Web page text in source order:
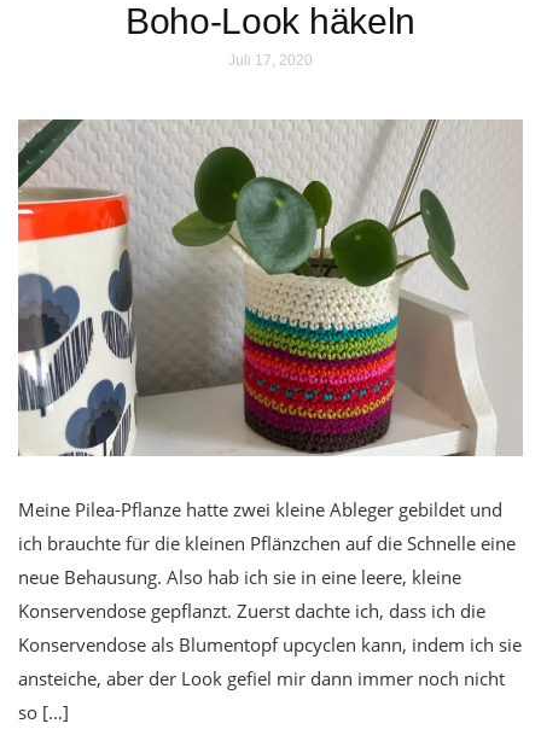
Boho-Look häkeln
Juli 17, 2020
Meine Pilea-Pflanze hatte zwei kleine Ableger gebildet und
ich brauchte für die kleinen Pflänzchen auf die Schnelle eine
neue Behausung. Also hab ich sie in eine leere, kleine
Konservendose gepflanzt. Zuerst dachte ich, dass ich die
Konservendose als Blumentopf upcyclen kann, indem ich sie
ansteiche, aber der Look gefiel mir dann immer noch nicht
so […]